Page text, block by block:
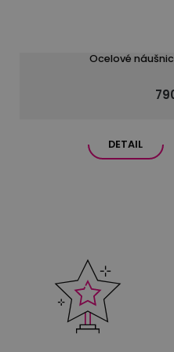
Ocelové
DETAIL